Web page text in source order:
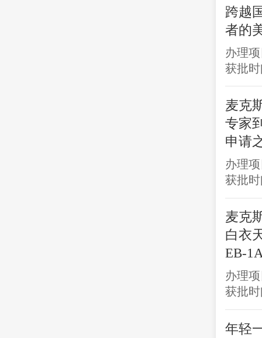
跨越
者的
办理
获批时
麦克
专家
申请
办理
获批时
麦克
白衣
EB-
办理
获批时
年轻